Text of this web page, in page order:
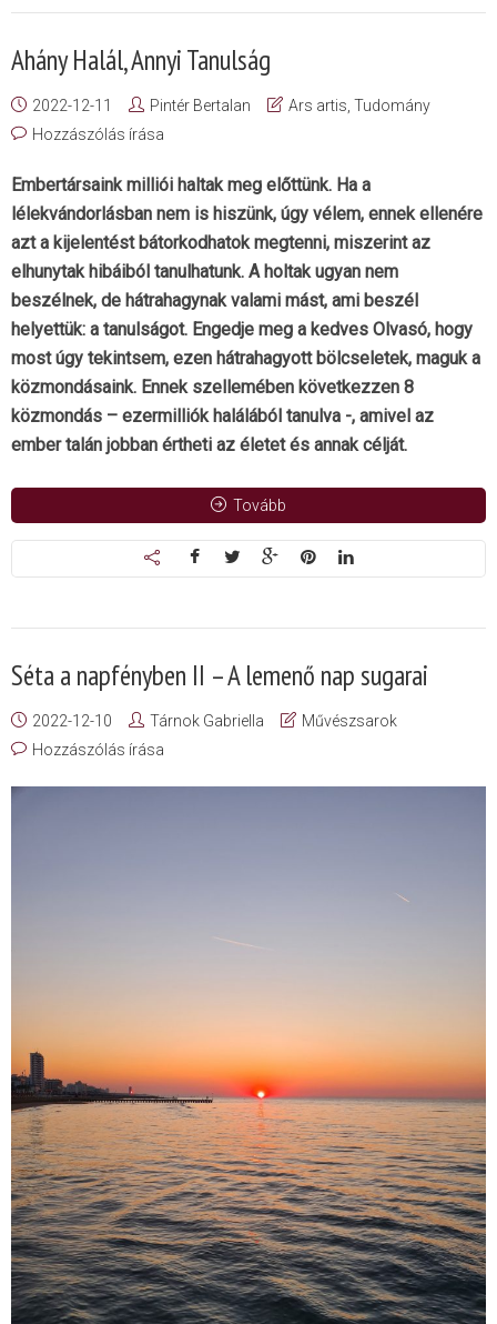
Ahány Halál, Annyi Tanulság
2022-12-11 Pintér Bertalan Ars artis Tudomány
Hozzászólás írása
Embertársaink milliói haltak meg előttünk. Ha a
lélekvándorlásban nem is hiszünk, úgy vélem, ennek ellenére
azt a kijelentést bátorkodhatok megtenni, miszerint az
elhunytak hibáiból tanulhatunk. A holtak ugyan nem
beszélnek, de hátrahagynak valami mást, ami beszél
helyettük: a tanulságot. Engedje meg a kedves Olvasó, hogy
most úgy tekintsem, ezen hátrahagyott bölcseletek, maguk a
közmondásaink. Ennek szellemében következzen 8
közmondás – ezermilliók halálából tanulva -, amivel az
ember talán jobban értheti az életet és annak célját.
Tovább
Séta a napfényben II – A lemenő nap sugarai
2022-12-10 Tárnok Gabriella
Művészsarok
Hozzászólás írása